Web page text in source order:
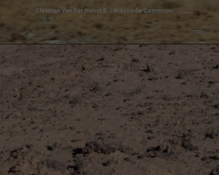
Christian Van Der Henst S. / Wikimedia Commons